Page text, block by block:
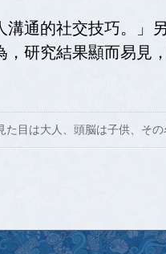
溝通的社交技巧。
研究結果顯而易見
目は大人、頭脳は子供、そ